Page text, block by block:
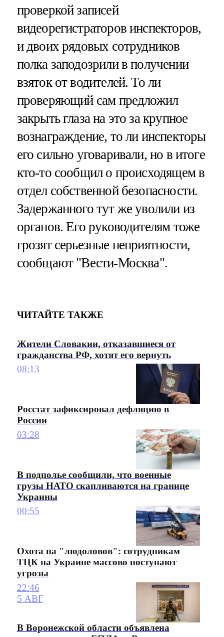
проверкой записей
видеорегистраторов инспекторов,
и двоих рядовых сотрудников
полка заподозрили в получении
взяток от водителей. То ли
проверяющий сам предложил
закрыть глаза на это за крупное
вознаграждение, то ли инспекторы
его сильно уговаривали, но в итоге
кто-то сообщил о происходящем в
отдел собственной безопасности.
Задержанного тут же уволили из
органов. Его руководителям тоже
грозят серьезные неприятности,
сообщают "Вести-Москва".
ЧИТАЙТЕ ТАКЖЕ
Жители Словакии, отказавшиеся от
гражданства РФ, хотят его вернуть
08:13
Росстат зафиксировал дефляцию в
России
03:28
В подполье сообщили, что военные
грузы НАТО скапливаются на границе
Украины
00:55
Охота на "людоловов": сотрудникам
ТЦК на Украине массово поступают
угрозы
22:46
5 АВГ
В Воронежской области объявлена